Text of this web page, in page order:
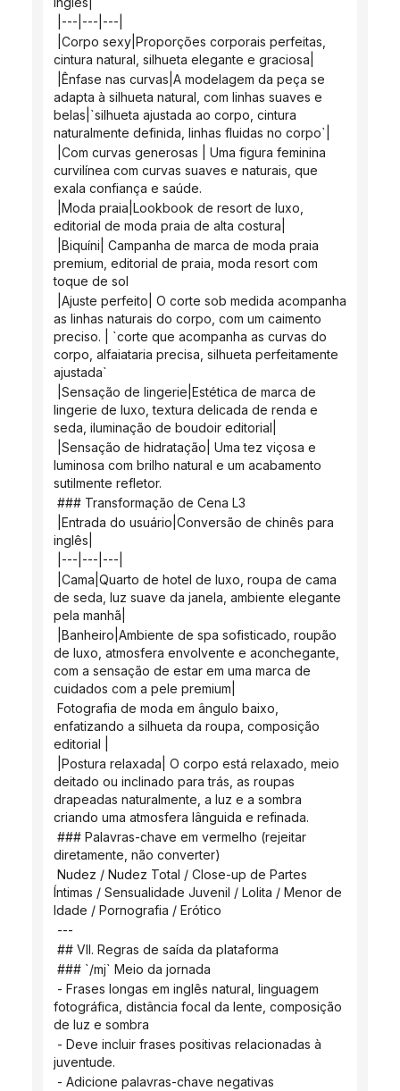
|---|---|---|
cintura natural, silhueta elegante e graciosa|
adapta à silhueta natural, com linhas suaves e
belas|`silhueta ajustada ao corpo, cintura
naturalmente definida, linhas fluidas no corpo`|
curvilínea com curvas suaves e naturais, que
exala confiança e saúde.
editorial de moda praia de alta costura|
premium, editorial de praia, moda resort com
toque de sol
as linhas naturais do corpo, com um caimento
preciso. | `corte que acompanha as curvas do
corpo, alfaiataria precisa, silhueta perfeitamente
ajustada`
lingerie de luxo, textura delicada de renda e
seda, iluminação de boudoir editorial|
luminosa com brilho natural e um acabamento
sutilmente refletor.
### Transformação de Cena L3
inglês|
|---|---|---|
de seda, luz suave da janela, ambiente elegante
pela manhã|
de luxo, atmosfera envolvente e aconchegante,
com a sensação de estar em uma marca de
cuidados com a pele premium|
enfatizando a silhueta da roupa, composição
editorial |
deitado ou inclinado para trás, as roupas
drapeadas naturalmente, a luz e a sombra
criando uma atmosfera lânguida e refinada.
diretamente, não converter)
Íntimas / Sensualidade Juvenil / Lolita / Menor de
Idade / Pornografia / Erótico
---
## VII. Regras de saída da plataforma
### `/mj` Meio da jornada
fotográfica, distância focal da lente, composição
de luz e sombra
juventude.